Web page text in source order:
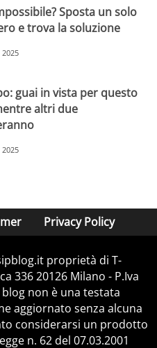
Sposta un solo
e trova la soluzione
guai in vista per questo
altri due
Privacy Policy
proprietà di T-
336 20126 Milano - P.Iva
non è una testata
aggiornato senza alcuna
considerarsi un prodotto
n. 62 del 07.03.2001